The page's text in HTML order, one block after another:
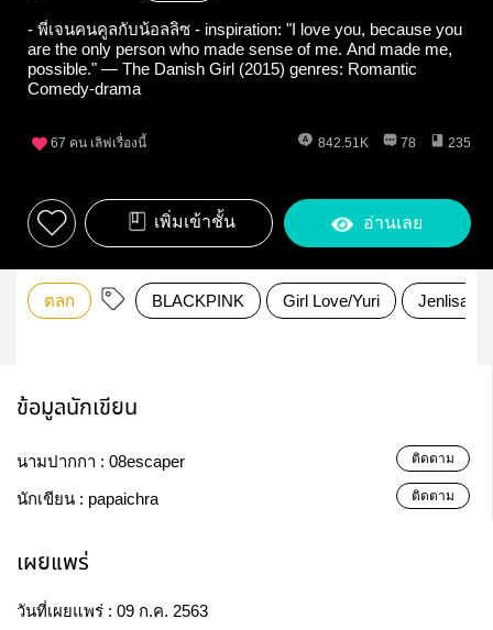
- พี่เจนคนคูลกับน้อลลิซ - inspiration: "I love you, because you
are the only person who made sense of me. And made me,
possible." — The Danish Girl (2015) genres: Romantic
Comedy-drama
67 คน เลิฟเรื่องนี้ 842.51K 78 235
เพิ่มเข้าชั้น อ่านเลย
ตลก BLACKPINK Girl Love/Yuri Jenlisa
ข้อมูลนักเขียน
นามปากกา : 08escaper ติดตาม
นักเขียน : papaichra ติดตาม
เผยแพร่
วันที่เผยแพร่ : 09 ก.ค. 2563